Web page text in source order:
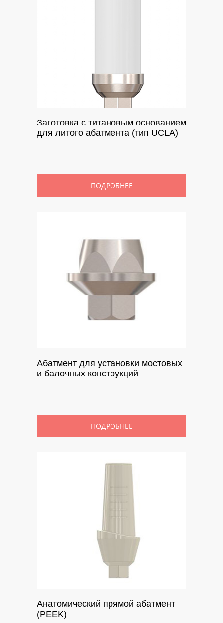
Заготовка с титановым основанием
для литого абатмента (тип UCLA)
ПОДРОБНЕЕ
Абатмент для установки мостовых
и балочных конструкций
ПОДРОБНЕЕ
Анатомический прямой абатмент
(PEEK)